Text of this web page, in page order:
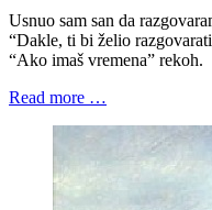
Usnuo sam san da
“Dakle, ti bi želio
“Ako imaš vremena” rekoh.
Read more …